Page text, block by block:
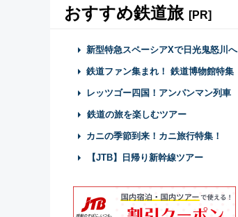
おすすめ鉄道旅 [PR]
新型特急スペーシアXで日光鬼怒川へ
鉄道ファン集まれ！ 鉄道博物館特集
レッツゴー四国！アンパンマン列車
鉄道の旅を楽しむツアー
カニの季節到来！カニ旅行特集！
【JTB】日帰り新幹線ツアー